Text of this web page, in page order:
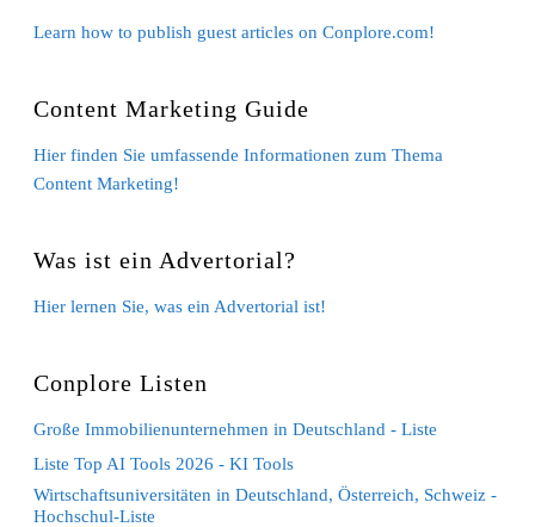
Learn how to publish guest articles on Conplore.com!
Content Marketing Guide
Hier finden Sie umfassende Informationen zum Thema
Content Marketing!
Was ist ein Advertorial?
Hier lernen Sie, was ein Advertorial ist!
Conplore Listen
Große Immobilienunternehmen in Deutschland - Liste
Liste Top AI Tools 2026 - KI Tools
Wirtschaftsuniversitäten in Deutschland, Österreich, Schweiz -
Hochschul-Liste